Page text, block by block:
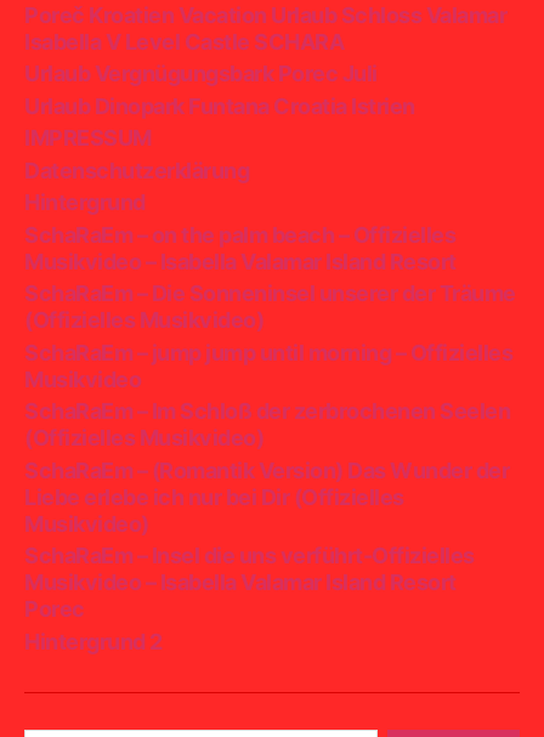
Poreč Kroatien Vacation Urlaub Schloss Valamar
Isabella V Level Castle SCHARA
Urlaub Vergnügungsbark Porec Juli
Urlaub Dinopark Funtana Croatia Istrien
IMPRESSUM
Datenschutzerklärung
Hintergrund
SchaRaEm – on the palm beach – Offizielles
Musikvideo – Isabella Valamar Island Resort
SchaRaEm – Die Sonneninsel unserer der Träume
(Offizielles Musikvideo)
SchaRaEm – jump jump until morning – Offizielles
Musikvideo
SchaRaEm – Im Schloß der zerbrochenen Seelen
(Offizielles Musikvideo)
SchaRaEm – (Romantik Version) Das Wunder der
Liebe erlebe ich nur bei Dir (Offizielles
Musikvideo)
SchaRaEm – Insel die uns verführt-Offizielles
Musikvideo – Isabella Valamar Island Resort
Porec
Hintergrund 2